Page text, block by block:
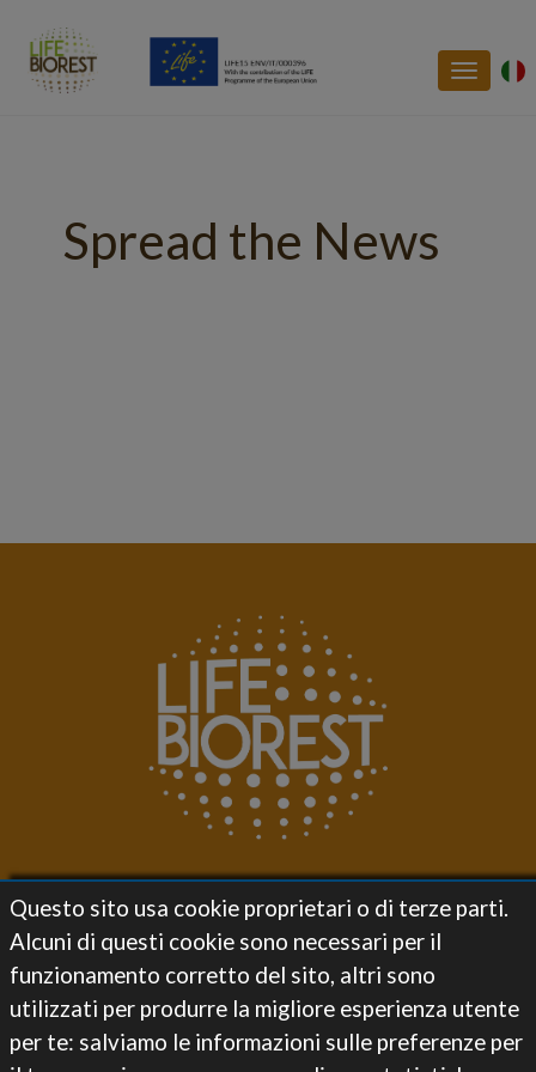
Toggle
Spread the News
LIFE BIOREST
Project
Objectives
Actions
Results
Questo sito usa cookie proprietari o di terze parti.
Alcuni di questi cookie sono necessari per il
funzionamento corretto del sito, altri sono
utilizzati per produrre la migliore esperienza utente
per te: salviamo le informazioni sulle preferenze per